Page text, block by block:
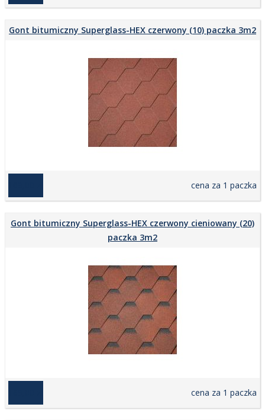
Gont bitumiczny Superglass-HEX czerwony (10) paczka 3m2
cena za 1 paczka
Gont bitumiczny Superglass-HEX czerwony cieniowany (20)
paczka 3m2
cena za 1 paczka